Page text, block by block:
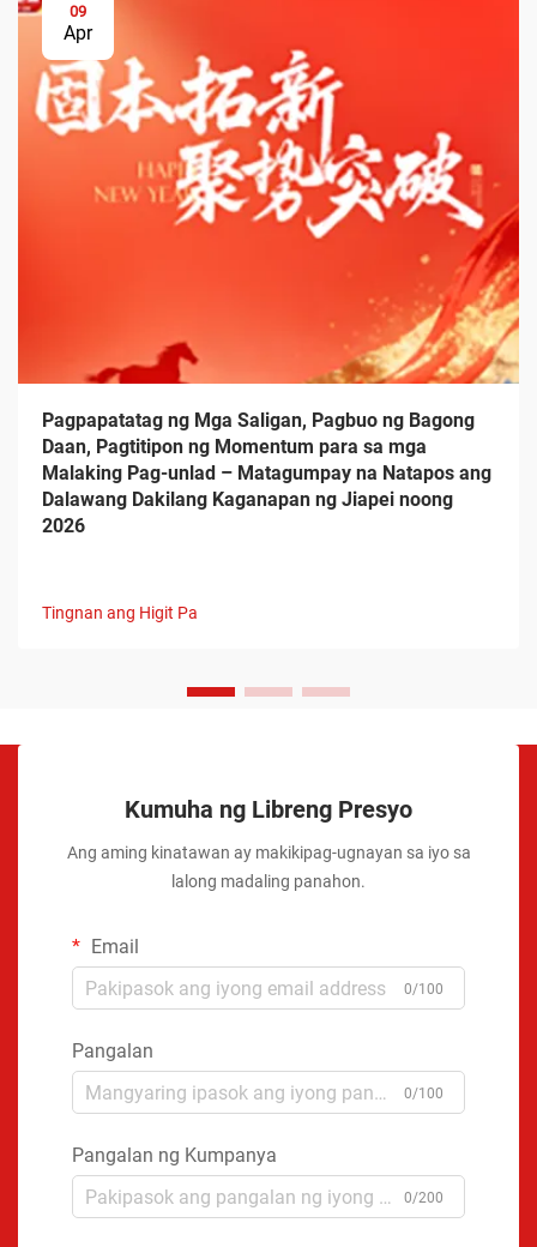
09
Apr
Pagpapatatag ng Mga Saligan, Pagbuo ng Bagong
Daan, Pagtitipon ng Momentum para sa mga
Malaking Pag-unlad – Matagumpay na Natapos ang
Dalawang Dakilang Kaganapan ng Jiapei noong
2026
Tingnan ang Higit Pa
Kumuha ng Libreng Presyo
Ang aming kinatawan ay makikipag-ugnayan sa iyo sa
lalong madaling panahon.
Email
0/100
Pangalan
0/100
Pangalan ng Kumpanya
0/200